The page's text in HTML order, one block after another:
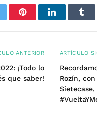
PinterestLinkedIn
ANTERIOR
¡Todo lo
que saber!
ARTÍCULO
Rozín,
Sietecase,